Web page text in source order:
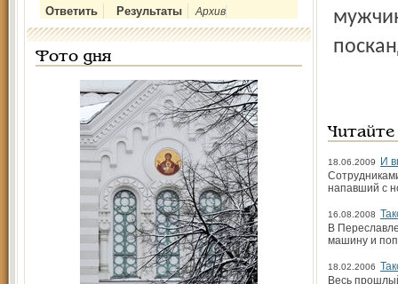
Архив
Фото дня
18.06.2009
И
напавший с
16.08.2008
В
машину и
18.02.2006
Весь